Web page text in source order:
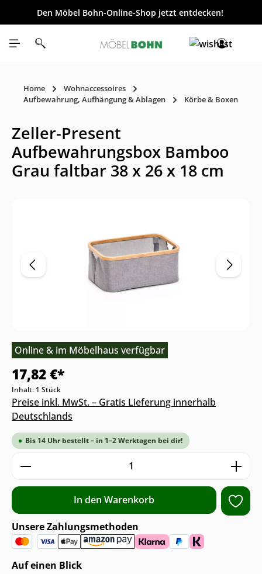
springen
Den Möbel Bohn-Online-Shop jetzt entdecken!
Home
Wohnaccessoires
Aufbewahrung, Aufhängung & Ablagen
Körbe & Boxen
Zeller-Present
Aufbewahrungsbox Bamboo
Grau faltbar 38 x 26 x 18 cm
Online & im Möbelhaus verfügbar
17,82 €*
Inhalt: 1 Stück
Preise inkl. MwSt. – Gratis Lieferung innerhalb
Deutschlands
Bis 14 Uhr bestellt – in 1–2 Werktagen bei dir!
Produkt Anzahl: Gib den
In den Warenkorb
Unsere Zahlungsmethoden
Auf einen Blick